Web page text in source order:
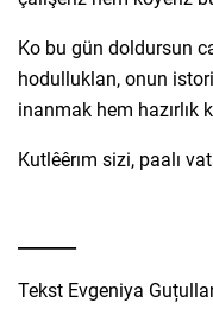
Ko bu gün doldursun
hodulluklan, onun
inanmak hem hazırlık
Kutlêêrım sizi, paalı
Tekst Evgeniya